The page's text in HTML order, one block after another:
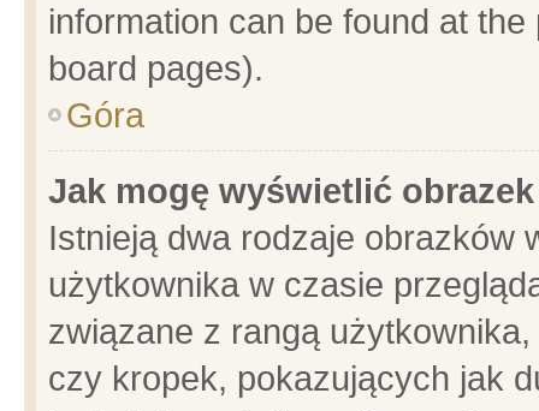
information can be found at
board pages).
Góra
Jak mogę wyświetlić
Istnieją dwa rodzaje obrazków
użytkownika w czasie
związane z rangą
czy kropek, pokazujących jak